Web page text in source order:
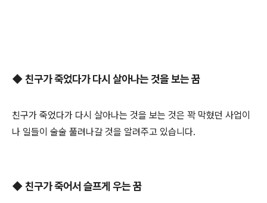
◆ 친구가 죽었다가 다시 살아나는 것을 보는 꿈
친구가 죽었다가 다시 살아나는 것을 보는 것은 꽉 막혔던 사업이
나 일들이 술술 풀려나갈 것을 알려주고 있습니다.
◆ 친구가 죽어서 슬프게 우는 꿈